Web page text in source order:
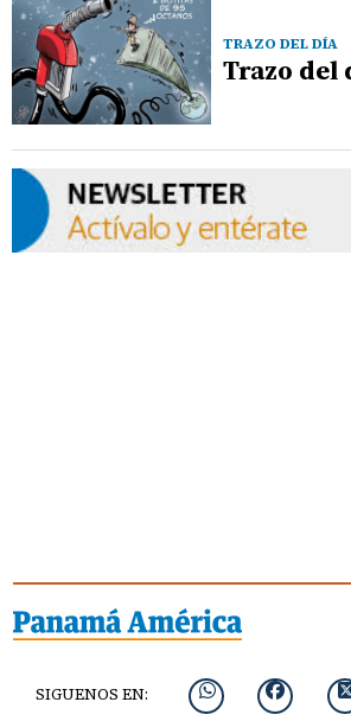
TRAZO DEL DÍA
Trazo del
SIGUENOS EN: